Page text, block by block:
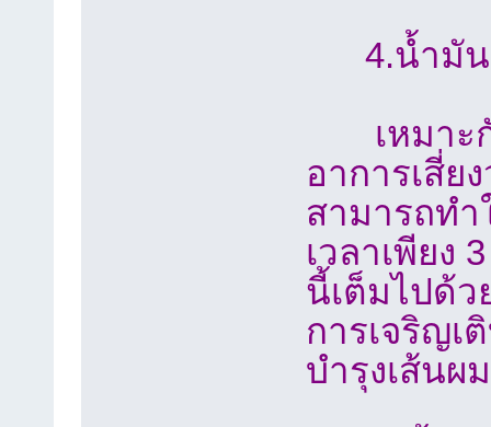
4.น้ำมัน
เหมาะกั
อาการเสี่
สามารถทำ
เวลาเพียง
นี้เต็มไปด้ว
การเจริญเ
บำรุงเส้น